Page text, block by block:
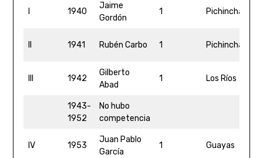
1940
Jaime
Gordón
1 Pichincha
1941 Rubén Carbo 1 Pichincha
1942
Gilberto
Abad
1 Los Ríos
1943-
1952
No hubo
competencia
IV 1953
Juan Pablo
García
1 Guayas